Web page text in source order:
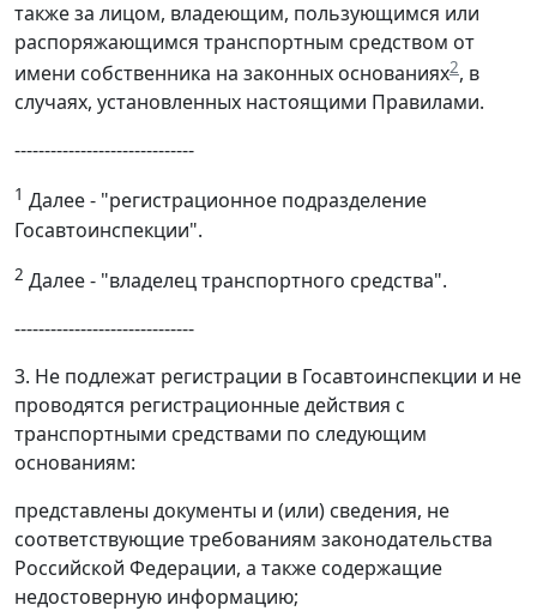
также за лицом, владеющим, пользующимся или
распоряжающимся транспортным средством от
имени собственника на законных основаниях2, в
случаях, установленных настоящими Правилами.
------------------------------
1 Далее - "регистрационное подразделение
Госавтоинспекции".
2 Далее - "владелец транспортного средства".
------------------------------
3. Не подлежат регистрации в Госавтоинспекции и не
проводятся регистрационные действия с
транспортными средствами по следующим
основаниям:
представлены документы и (или) сведения, не
соответствующие требованиям законодательства
Российской Федерации, а также содержащие
недостоверную информацию;